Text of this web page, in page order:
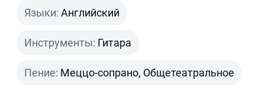
Языки: Английский
Инструменты: Гитара
Пение: Меццо-сопрано, Общетеатральное